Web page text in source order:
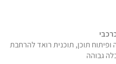
תוכן, תוכנית רואד להרחבת
גבוהה